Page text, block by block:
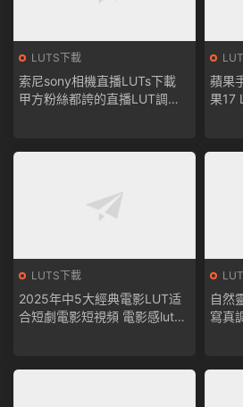
LUTS下載
索尼sony相機直播LUTs下載
甲方粉絲都誇的直播LUT調色
蘋果
LUTS下載
2025年中5大經典電影LUT适
合短劇電影短視頻 電影感luts
自然
寫真